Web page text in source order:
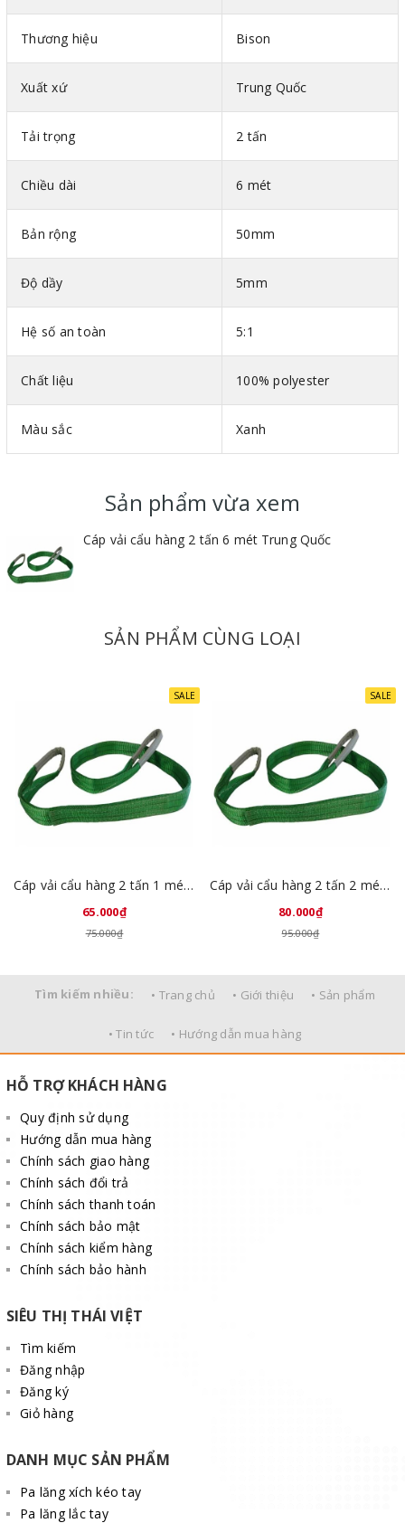
power Trung Quốc
Thông số kỹ thuật cáp vải bản dẹt Trung Quốc
Mã màu theo tiêu chuẩn DIN-EN 1492-1
Bản rộng : Mỗi 25mm ứng với tải trọng 1 tấn
Thương hiệu Bison
Xuất xứ Trung Quốc
Tải trọng 2 tấn
Chiều dài 6 mét
Bản rộng 50mm
Độ dầy 5mm
Hệ số an toàn 5:1
Chất liệu 100% polyester
Màu sắc Xanh
Sản phẩm vừa xem
Cáp vải cẩu hàng 2 tấn 6 mét Trung Quốc
SẢN PHẨM CÙNG LOẠI
SALE
Cáp vải cẩu hàng 2 tấn 1 mét Trung Quốc
65.000₫
75.000₫
SALE
Cáp vải cẩu hàng 2 tấn 2 mét Trung Quốc
80.000₫
95.000₫
Tìm kiếm nhiều: • Trang chủ • Giới thiệu • Sản phẩm
• Tin tức • Hướng dẫn mua hàng
HỖ TRỢ KHÁCH HÀNG
Quy định sử dụng
Hướng dẫn mua hàng
Chính sách giao hàng
Chính sách đổi trả
Chính sách thanh toán
Chính sách bảo mật
Chính sách kiểm hàng
Chính sách bảo hành
SIÊU THỊ THÁI VIỆT
Tìm kiếm
Đăng nhập
Đăng ký
Giỏ hàng
DANH MỤC SẢN PHẨM
Pa lăng xích kéo tay
Pa lăng lắc tay